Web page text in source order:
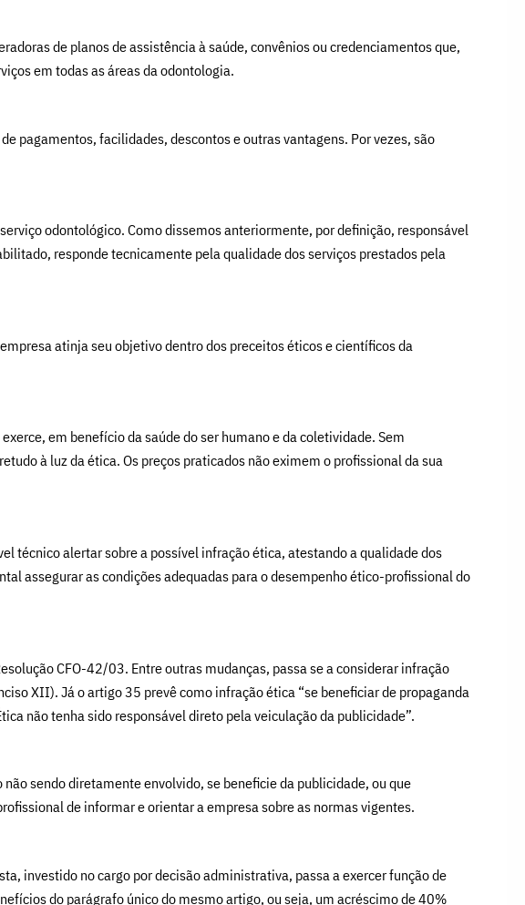
de planos de assistência à saúde, convênios ou credenciamentos que,
em todas as áreas da odontologia.
pagamentos, facilidades, descontos e outras vantagens. Por vezes, são
odontológico. Como dissemos anteriormente, por definição, responsável
responde tecnicamente pela qualidade dos serviços prestados pela
atinja seu objetivo dentro dos preceitos éticos e científicos da
em benefício da saúde do ser humano e da coletividade. Sem
à luz da ética. Os preços praticados não eximem o profissional da sua
técnico alertar sobre a possível infração ética, atestando a qualidade dos
assegurar as condições adequadas para o desempenho ético-profissional do
CFO-42/03. Entre outras mudanças, passa se a considerar infração
XII). Já o artigo 35 prevê como infração ética “se beneficiar de propaganda
não tenha sido responsável direto pela veiculação da publicidade”.
sendo diretamente envolvido, se beneficie da publicidade, ou que
de informar e orientar a empresa sobre as normas vigentes.
investido no cargo por decisão administrativa, passa a exercer função de
do parágrafo único do mesmo artigo, ou seja, um acréscimo de 40%